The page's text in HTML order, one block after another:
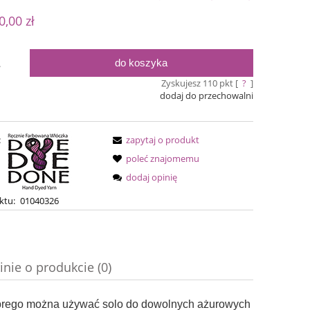
Cena regularna:
zł
do koszyka
Zyskujesz 110pkt [ ? ]
dodaj do przechowalni
01040326
zapytaj o produkt
poleć znajomemu
dodaj opinię
o produkcie (0)
można używać solo do dowolnych ażurowych